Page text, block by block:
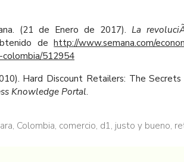
(21 de Enero de 2017). La
dehttp://www.semana.com/
512954
Hard Discount Retailers: The
Knowledge Portal.
ara, Colombia, comercio, d1, justo y bueno,